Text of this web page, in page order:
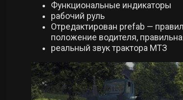
Функциональные индикаторы
рабочий руль
Отредактирован prefab —
положение водителя,
реальный звук трактора МТЗ